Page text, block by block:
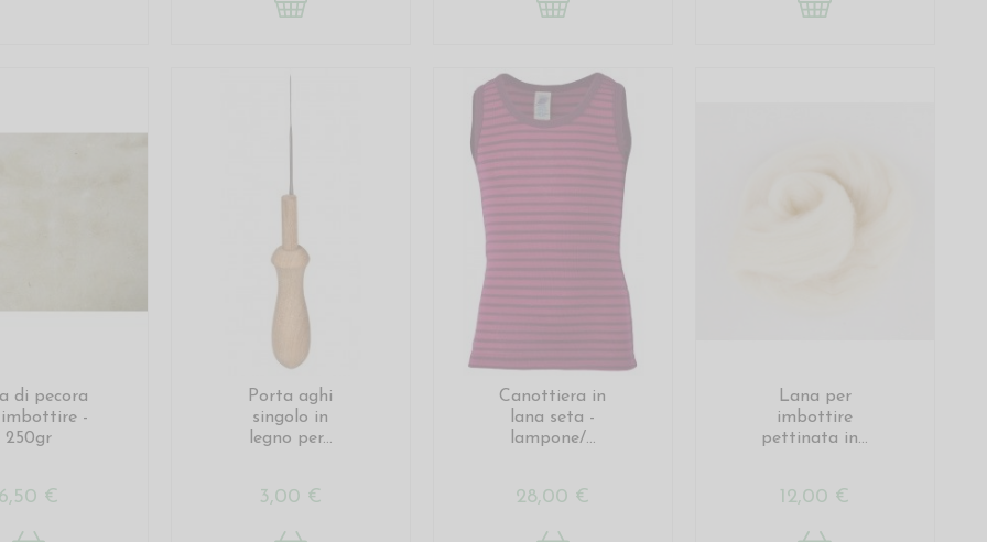
di pecora
-
250gr
€
Porta aghi
singolo in
legno per...
3,00 €
Canottiera in
lana seta -
lampone/...
28,00 €
Lana per
imbottire
pettinata in...
12,00 €